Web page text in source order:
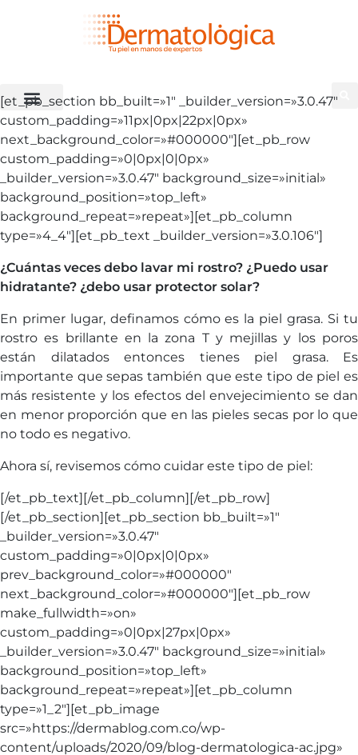
[et_pb_section bb_built=»1″ _builder_version=»3.0.47″
custom_padding=»11px|0px|22px|0px»
next_background_color=»#000000″][et_pb_row
custom_padding=»0|0px|0|0px»
_builder_version=»3.0.47″ background_size=»initial»
background_position=»top_left»
background_repeat=»repeat»][et_pb_column
type=»4_4″][et_pb_text _builder_version=»3.0.106″]
¿Cuántas veces debo lavar mi rostro? ¿Puedo usar
hidratante? ¿debo usar protector solar?
En primer lugar, definamos cómo es la piel grasa. Si tu
rostro es brillante en la zona T y mejillas y los poros
están dilatados entonces tienes piel grasa. Es
importante que sepas también que este tipo de piel es
más resistente y los efectos del envejecimiento se dan
en menor proporción que en las pieles secas por lo que
no todo es negativo.
Ahora sí, revisemos cómo cuidar este tipo de piel:
[/et_pb_text][/et_pb_column][/et_pb_row]
[/et_pb_section][et_pb_section bb_built=»1″
_builder_version=»3.0.47″
custom_padding=»0|0px|0|0px»
prev_background_color=»#000000″
next_background_color=»#000000″][et_pb_row
make_fullwidth=»on»
custom_padding=»0|0px|27px|0px»
_builder_version=»3.0.47″ background_size=»initial»
background_position=»top_left»
background_repeat=»repeat»][et_pb_column
type=»1_2″][et_pb_image
src=»https://dermablog.com.co/wp-
content/uploads/2020/09/blog-dermatologica-ac.jpg»